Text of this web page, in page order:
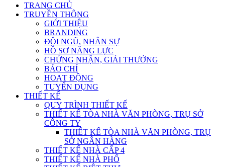
TRANG CHỦ
TRUYỀN THÔNG
GIỚI THIỆU
BRANDING
ĐỘI NGŨ, NHÂN SỰ
HỒ SƠ NĂNG LỰC
CHỨNG NHẬN, GIẢI THƯỞNG
BÁO CHÍ
HOẠT ĐỘNG
TUYỂN DỤNG
THIẾT KẾ
QUY TRÌNH THIẾT KẾ
THIẾT KẾ TÒA NHÀ VĂN PHÒNG, TRỤ SỞ
CÔNG TY
THIẾT KẾ TÒA NHÀ VĂN PHÒNG, TRỤ
SỞ NGÂN HÀNG
THIẾT KẾ NHÀ CẤP 4
THIẾT KẾ NHÀ PHỐ